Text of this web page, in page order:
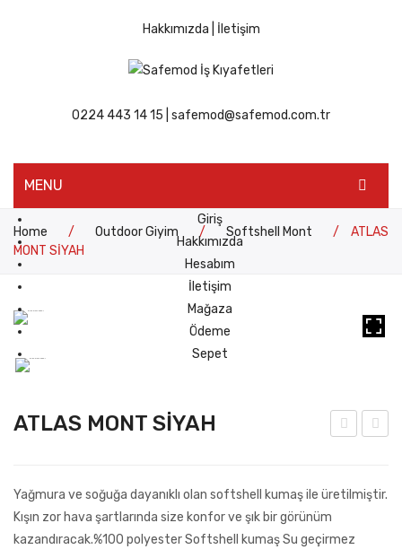
Hakkımızda İletişim
0224 443 14 15 safemod@safemod.com.tr
MENU
Giriş
Hakkımızda
Hesabım
İletişim
Mağaza
Ödeme
Sepet
Home / Outdoor Giyim / Softshell Mont /
ATLAS
MONT SİYAH
POLAR
GRİ
FİT
ATLAS MONT SİYAH
Yağmura ve soğuğa dayanıklı olan softshell kumaş ile üretilmiştir.
Kışın zor hava şartlarında size konfor ve şık bir görünüm
kazandıracak.%100 polyester Softshell kumaş Su geçirmez